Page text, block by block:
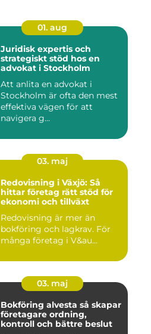
01. aug
Juridisk expertis och
strategiskt stöd hos en
advokat i Stockholm
Att anlita en advokat i
Stockholm är ofta den mest
effektiva vägen för att
navigera g...
03. maj
Redovisning i Växjö: Så
hittar företag rätt stöd för
ekonomi och tillväxt
Redovisning är mer än
bokföring och lagkrav. För
många företag i V&au...
03. maj
Bokföring alvesta så skapar
företagare ordning,
kontroll och bättre beslut